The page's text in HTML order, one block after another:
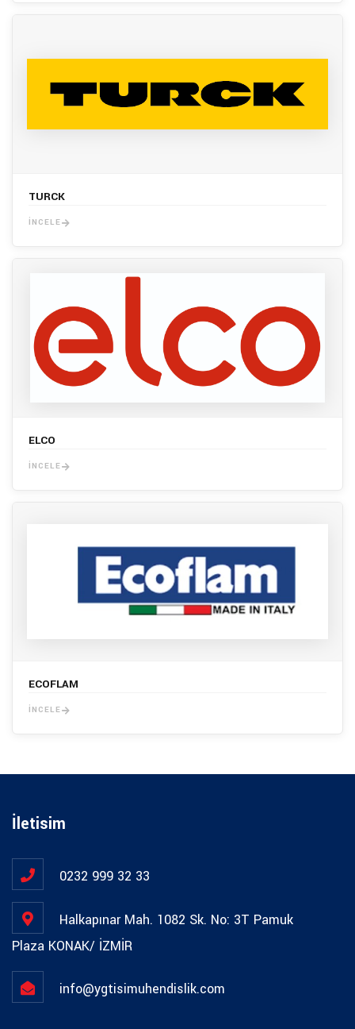
TURCK
İNCELE
ELCO
İNCELE
ECOFLAM
İNCELE
İletisim
0232 999 32 33
Halkapınar Mah. 1082 Sk. No: 3T Pamuk
Plaza KONAK/ İZMİR
info@ygtisimuhendislik.com